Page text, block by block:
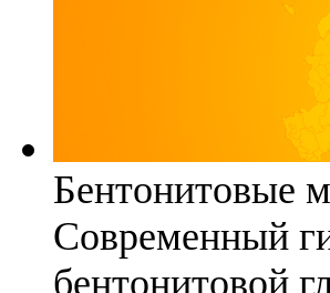
Бентонитовые
Современный
бентонитовой